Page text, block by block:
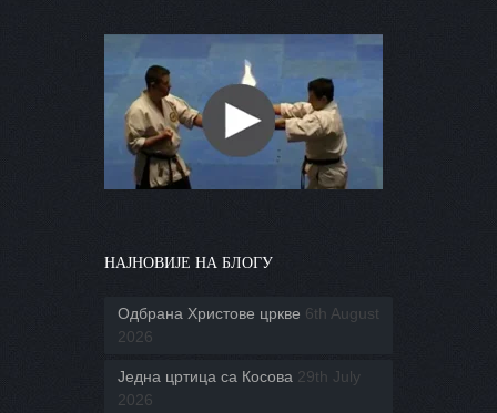
НАЈНОВИЈЕ НА БЛОГУ
Одбрана Христове цркве 6th August
2026
Једна цртица са Косова 29th July
2026